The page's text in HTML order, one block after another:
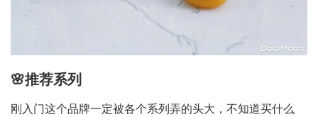
🌸推荐系列
刚入门这个品牌一定被各个系列弄的头大，不知道买什么